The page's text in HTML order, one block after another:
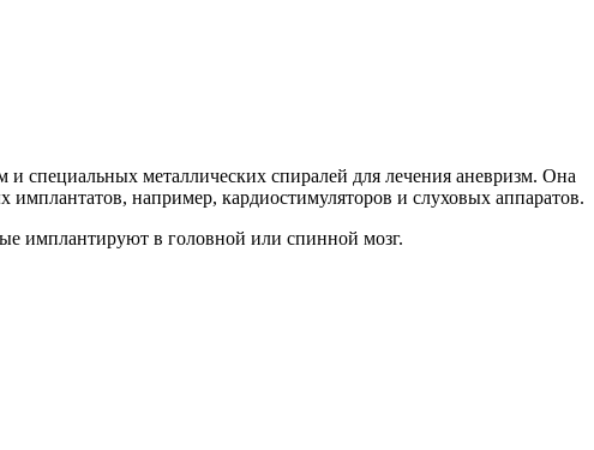
и специальных металлических спиралей для лечения аневризм. Она
например, кардиостимуляторов и слуховых аппаратов.
имплантируют в головной или спинной мозг.